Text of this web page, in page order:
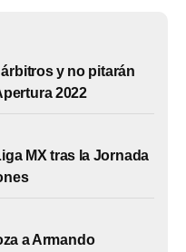
y no pitarán
2022
MX tras la Jornada
a Armando